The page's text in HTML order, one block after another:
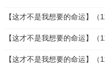
【这才不是我想要的命运】（
【这才不是我想要的命运】（
【这才不是我想要的命运】（